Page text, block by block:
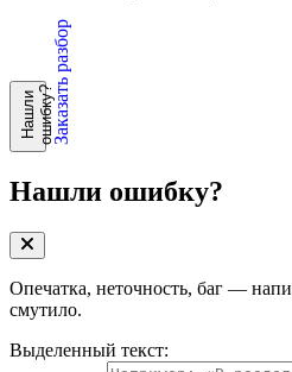
Н
а
ш
л
и
о
ш
и
б
к
у?Заказать разбор
Нашли ошибку?
Опечатка, неточность, баг —
смутило.
Выделенный текст: